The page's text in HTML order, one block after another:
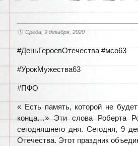
Среда, 9 декабря, 2020
#ДеньГероевОтечества #мсо63
#УрокМужества63
#ПФО
« Есть память, которой не
конца…» Эти слова Роберта
сегодняшнего дня. Сегодня, 9
Отечества. Этот праздник